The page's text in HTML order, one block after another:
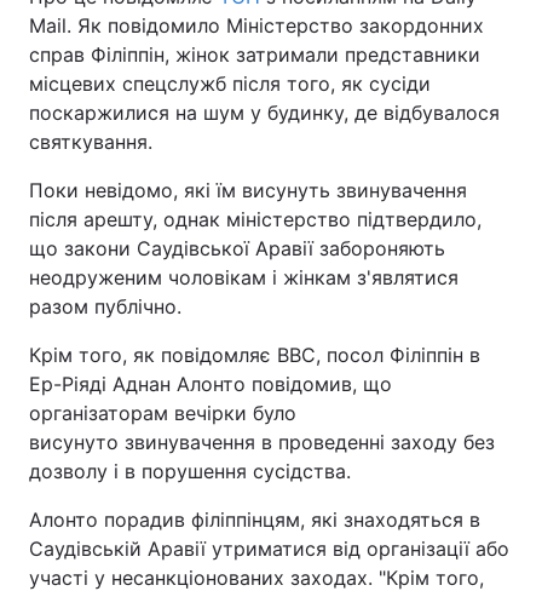
Mail. Як повідомило Міністерство закордонних
справ Філіппін, жінок затримали представники
місцевих спецслужб після того, як сусіди
поскаржилися на шум у будинку, де відбувалося
святкування.
Поки невідомо, які їм висунуть звинувачення
після арешту, однак міністерство підтвердило,
що закони Саудівської Аравії забороняють
неодруженим чоловікам і жінкам з'являтися
разом публічно.
Крім того, як повідомляє BBC, посол Філіппін в
Ер-Ріяді Аднан Алонто повідомив, що
організаторам вечірки було
висунуто звинувачення в проведенні заходу без
дозволу і в порушення сусідства.
Алонто порадив філіппінцям, які знаходяться в
Саудівській Аравії утриматися від організації або
участі у несанкціонованих заходах. "Крім того,